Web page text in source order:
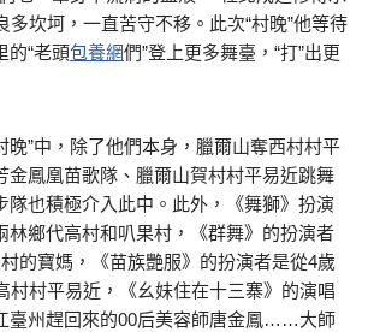
多坎坷，一直苦守不移。此次“村晚”他等待
的“老頭包養網們”登上更多舞臺，“打”出更
晚”中，除了他們本身，臘爾山奪西村村平
金鳳凰苗歌隊、臘爾山賀村村平易近跳舞
隊也積極介入此中。此外，《舞獅》扮演
林鄉代高村和叭果村，《群舞》的扮演者
的寶媽，《苗族艷服》的扮演者是從4歲
村村平易近，《幺妹住在十三寨》的演唱
臺州趕回來的00后美容師唐金鳳……大師